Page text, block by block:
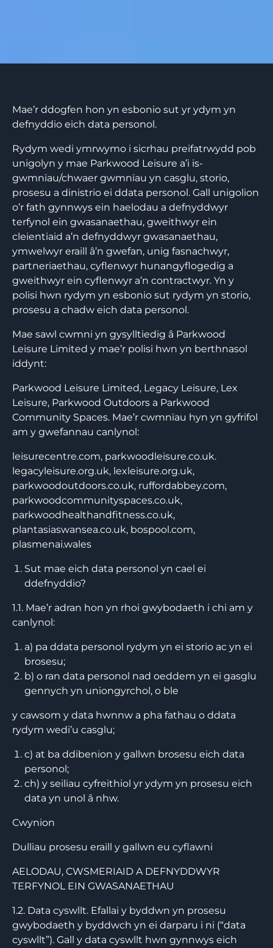
Mae’r ddogfen hon yn esbonio sut yr ydym yn
defnyddio eich data personol.
Rydym wedi ymrwymo i sicrhau preifatrwydd pob
unigolyn y mae Parkwood Leisure a’i is-
gwmnïau/chwaer gwmnïau yn casglu, storio,
prosesu a dinistrio ei ddata personol. Gall unigolion
o’r fath gynnwys ein haelodau a defnyddwyr
terfynol ein gwasanaethau, gweithwyr ein
cleientiaid a’n defnyddwyr gwasanaethau,
ymwelwyr eraill â’n gwefan, unig fasnachwyr,
partneriaethau, cyflenwyr hunangyflogedig a
gweithwyr ein cyflenwyr a’n contractwyr. Yn y
polisi hwn rydym yn esbonio sut rydym yn storio,
prosesu a chadw eich data personol.
Mae sawl cwmni yn gysylltiedig â Parkwood
Leisure Limited y mae’r polisi hwn yn berthnasol
iddynt:
Parkwood Leisure Limited, Legacy Leisure, Lex
Leisure, Parkwood Outdoors a Parkwood
Community Spaces. Mae’r cwmnïau hyn yn gyfrifol
am y gwefannau canlynol:
leisurecentre.com, parkwoodleisure.co.uk.
legacyleisure.org.uk, lexleisure.org.uk,
parkwoodoutdoors.co.uk, ruffordabbey.com,
parkwoodcommunityspaces.co.uk,
parkwoodhealthandfitness.co.uk,
plantasiaswansea.co.uk, bospool.com,
plasmenai.wales
Sut mae eich data personol yn cael ei
ddefnyddio?
1.1. Mae’r adran hon yn rhoi gwybodaeth i chi am y
canlynol:
a) pa ddata personol rydym yn ei storio ac yn ei
brosesu;
b) o ran data personol nad oeddem yn ei gasglu
gennych yn uniongyrchol, o ble
y cawsom y data hwnnw a pha fathau o ddata
rydym wedi’u casglu;
c) at ba ddibenion y gallwn brosesu eich data
personol;
ch) y seiliau cyfreithiol yr ydym yn prosesu eich
data yn unol â nhw.
Cwynion
Dulliau prosesu eraill y gallwn eu cyflawni
AELODAU, CWSMERIAID A DEFNYDDWYR
TERFYNOL EIN GWASANAETHAU
1.2. Data cyswllt. Efallai y byddwn yn prosesu
gwybodaeth y byddwch yn ei darparu i ni (“data
cyswllt”). Gall y data cyswllt hwn gynnwys eich